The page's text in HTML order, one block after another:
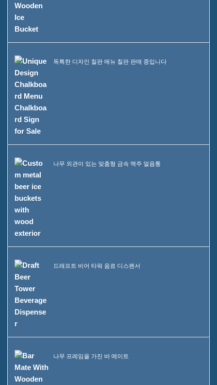
독특한 디자인 칠판 메뉴 칠판 판매 중입니다
나무 외관이 있는 맞춤형 금속 맥주 얼음통
드래프트 비어 타워 음료 디스펜서
나무 프레임을 가진 바 메이트